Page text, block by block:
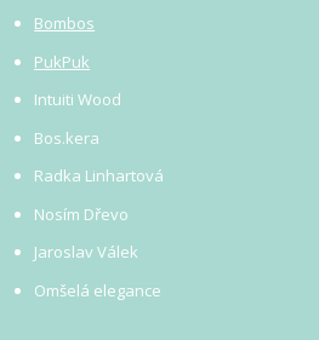
Bombos
PukPuk
Intuiti Wood
Bos.kera
Radka Linhartová
Nosím Dřevo
Jaroslav Válek
Omšelá elegance